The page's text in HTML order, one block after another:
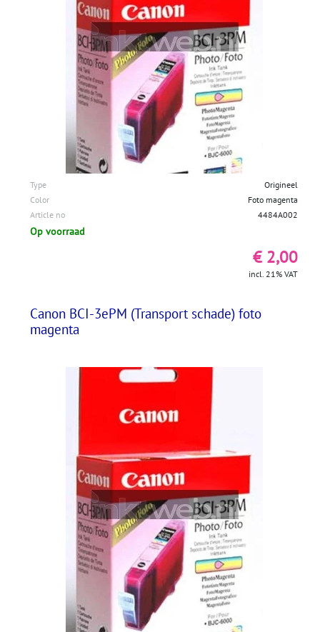
Type
Origineel
Color
Foto magenta
Article no
4484A002
Op voorraad
€ 2,00
incl. 21% VAT
Canon BCI-3ePM (Transport schade) foto
magenta